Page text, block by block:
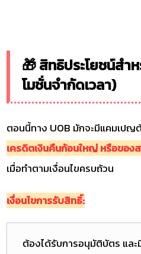
🎁 สิทธิประโยชน์สำ
โมชั่นจำกัดเวลา)
ตอนนี้ทาง UOB มักจะมีแคมเปญ
เครดิตเงินคืนก้อนใหญ่ หรือขอ
เมื่อทำตามเงื่อนไขครบถ้วน
เงื่อนไขการรับสิทธิ์:
ต้องได้รับการอนุมัติบัตร แล